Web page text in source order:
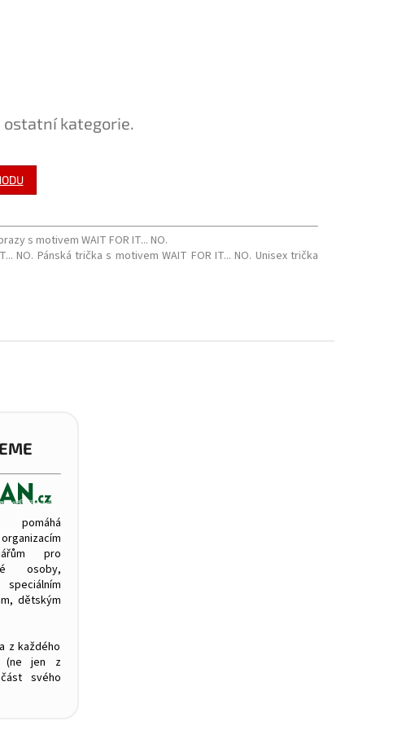
ostatní kategorie.
s motivem WAIT FOR IT... NO.
NO. Pánská trička s motivem WAIT FOR IT... NO. Unisex trička
pomáhá
pro
osoby,
dětským
z každého
(ne jen z
svého